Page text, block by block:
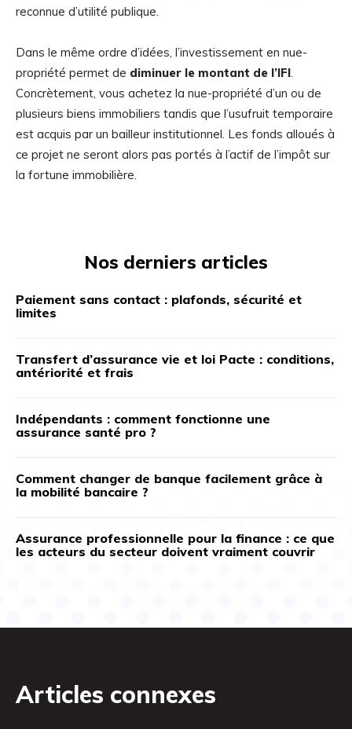
reconnue d’utilité publique.
Dans le même ordre d’idées, l’investissement en nue-
propriété permet de diminuer le montant de l’IFI.
Concrètement, vous achetez la nue-propriété d’un ou de
plusieurs biens immobiliers tandis que l’usufruit temporaire
est acquis par un bailleur institutionnel. Les fonds alloués à
ce projet ne seront alors pas portés à l’actif de l’impôt sur
la fortune immobilière.
Nos derniers articles
Paiement sans contact : plafonds, sécurité et
limites
Transfert d’assurance vie et loi Pacte : conditions,
antériorité et frais
Indépendants : comment fonctionne une
assurance santé pro ?
Comment changer de banque facilement grâce à
la mobilité bancaire ?
Assurance professionnelle pour la finance : ce que
les acteurs du secteur doivent vraiment couvrir
Articles connexes